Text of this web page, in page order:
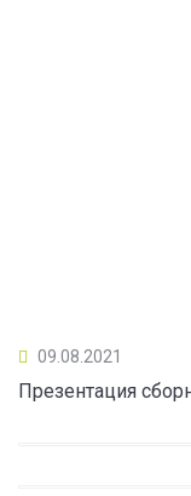
09.08.2021
Презентация